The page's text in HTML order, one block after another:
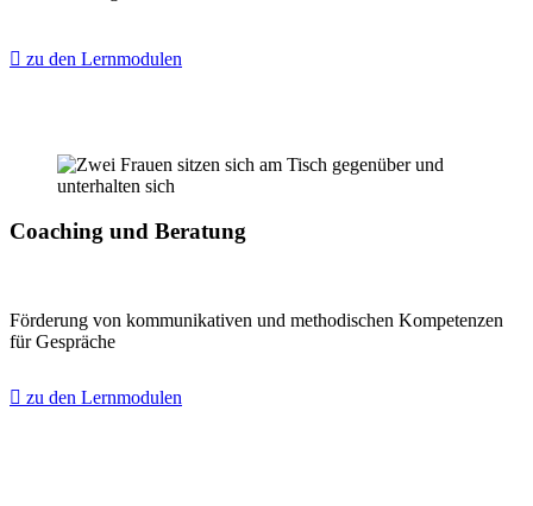
zu den Lernmodulen
Coaching und Beratung
Förderung von kommunikativen und methodischen Kompetenzen
für Gespräche
zu den Lernmodulen